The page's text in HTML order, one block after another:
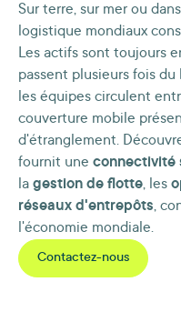
Sur terre, sur mer ou
logistique mondiaux
Les actifs sont toujours
passent plusieurs fois
les équipes circulent
couverture mobile
d'étranglement.
fournit une connectivité
la gestion de flotte, les
réseaux d'entrepôts,
l'économie mondiale.
Contactez-nous